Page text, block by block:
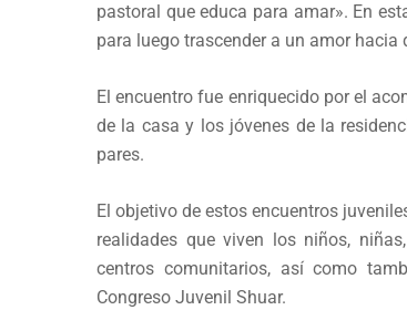
pastoral que educa para amar». En
para luego trascender a un amor
El encuentro fue enriquecido por el
de la casa y los jóvenes de la
pares.
El objetivo de estos encuentros
realidades que viven los niños,
centros comunitarios, así como
Congreso Juvenil Shuar.